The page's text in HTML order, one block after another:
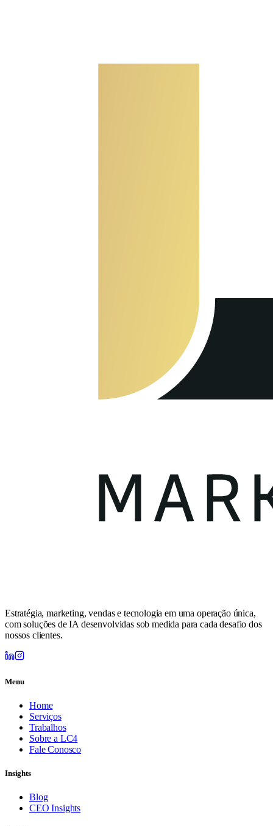
Estratégia, marketing, vendas e tecnologia em uma operação única,
com soluções de IA desenvolvidas sob medida para cada desafio dos
nossos clientes.
Menu
Home
Serviços
Trabalhos
Sobre a LC4
Fale Conosco
Insights
Blog
CEO Insights